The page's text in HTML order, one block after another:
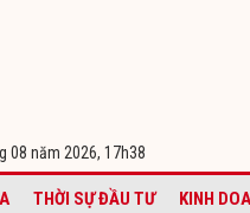
08 năm 2026, 17h38
THỜI SỰ ĐẦU TƯ KINH